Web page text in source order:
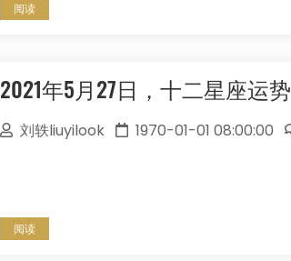
阅读
2021年5月27日，十二星座运势
刘轶liuyilook 1970-01-01 08:00:00
阅读